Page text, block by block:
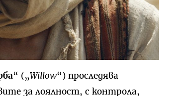
“ („Willow“) проследява
за лоялност, с контрола,